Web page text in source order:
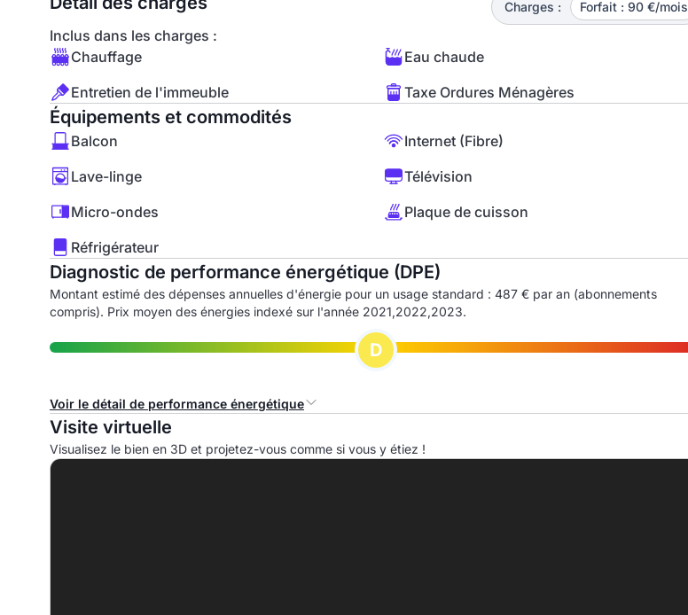
Charges : Forfait : 90 €/mois
Inclus dans les charges :
Chauffage
Eau chaude
Entretien de l'immeuble
Taxe Ordures Ménagères
Équipements et commodités
Balcon
Internet (Fibre)
Lave-linge
Télévision
Micro-ondes
Plaque de cuisson
Réfrigérateur
Diagnostic de performance énergétique (DPE)
Montant estimé des dépenses annuelles d'énergie pour un usage standard : 487 € par an (abonnements
compris). Prix moyen des énergies indexé sur l'année 2021,2022,2023.
D
Voir le détail de performance énergétique
Consommation d'énergie primaire (CEP) Indice d'émission de gaz à effet de serre (EGES)
Visite virtuelle
Visualisez le bien en 3D et projetez-vous comme si vous y étiez !